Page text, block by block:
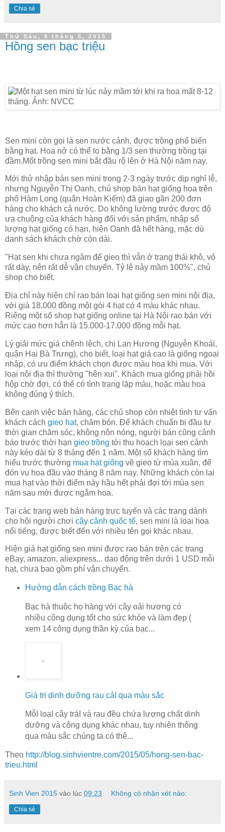
Chia sẻ
Thứ Sáu, 8 tháng 5, 2015
Hồng sen bạc triệu
Sen mini còn gọi là sen nước cảnh, được trồng phổ biến
bằng hạt. Hoa nở có thể to bằng 1/3 sen thường trồng tại
đầm.Mốt trồng sen mini bắt đầu rộ lên ở Hà Nội năm nay.
Mới thử nhập bán sen mini trong 2-3 ngày trước dịp nghỉ lễ,
nhưng Nguyễn Thị Oanh, chủ shop bán hạt giống hoa trên
phố Hàm Long (quận Hoàn Kiếm) đã giao gần 200 đơn
hàng cho khách cả nước. Do không lường trước được độ
ưa chuộng của khách hàng đối với sản phẩm, nhập số
lượng hạt giống có hạn, hiện Oanh đã hết hàng, mặc dù
danh sách khách chờ còn dài.
"Hạt sen khi chưa ngâm để gieo thì vẫn ở trạng thái khô, vỏ
rất dày, nên rất dễ vận chuyển. Tỷ lệ nảy mầm 100%", chủ
shop cho biết.
Địa chỉ này hiện chỉ rao bán loại hạt giống sen mini nội địa,
với giá 18.000 đồng một gói 4 hạt có 4 màu khác nhau.
Riêng một số shop hạt giống online tại Hà Nội rao bán với
mức cao hơn hẳn là 15.000-17.000 đồng mỗi hạt.
Lý giải mức giá chênh lệch, chị Lan Hương (Nguyễn Khoái,
quận Hai Bà Trưng), cho biết, loại hạt giá cao là giống ngoại
nhập, có ưu điểm khách chọn được màu hoa khi mua. Với
loại nội địa thì thường "hên xui". Khách mua giống phải hồi
hộp chờ đợi, có thể có tình trạng lặp màu, hoặc màu hoa
không đúng ý thích.
Bên cạnh việc bán hàng, các chủ shop còn nhiệt tình tư vấn
khách cách gieo hạt, chăm bón. Để khách chuẩn bị đầu tư
thời gian chăm sóc, không nôn nóng, người bán cũng cảnh
báo trước thời hạn gieo trồng tới thu hoạch loại sen cảnh
này kéo dài từ 8 tháng đến 1 năm. Một số khách hàng tìm
hiểu trước thường mua hạt giống về gieo từ mùa xuân, để
đón vụ hoa đầu vào tháng 8 năm nay. Những khách còn lại
mua hạt vào thời điểm này hầu hết phải đợi tới mùa sen
năm sau mới được ngắm hoa.
Tại các trang web bán hàng trực tuyến và các trang dành
cho hội người chơi cây cảnh quốc tế, sen mini là loại hoa
nổi tiếng, được biết đến với nhiều tên gọi khác nhau.
Hiện giá hạt giống sen mini được rao bán trên các trang
eBay, amazon, aliexpress... dao động trên dưới 1 USD mỗi
hạt, chưa bao gồm phí vận chuyển.
Hướng dẫn cách trồng Bạc hà
Bạc hà thuộc họ hàng với cây oải hương có
nhiều công dụng tốt cho sức khỏe và làm đẹp (
xem 14 công dụng thần kỳ của bạc...
Giá trị dinh dưỡng rau cảI qua màu sắc
MỗI loạI cây tráI và rau đều chứa lượng chất dinh
dưỡng và công dụng khác nhau, tuy nhiên thông
qua màu sắc chúng ta có thê...
Theo http://blog.sinhvientre.com/2015/05/hong-sen-bac-
trieu.html
Sinh Vien 2015 vào lúc 09:23 Không có nhận xét nào:
Chia sẻ